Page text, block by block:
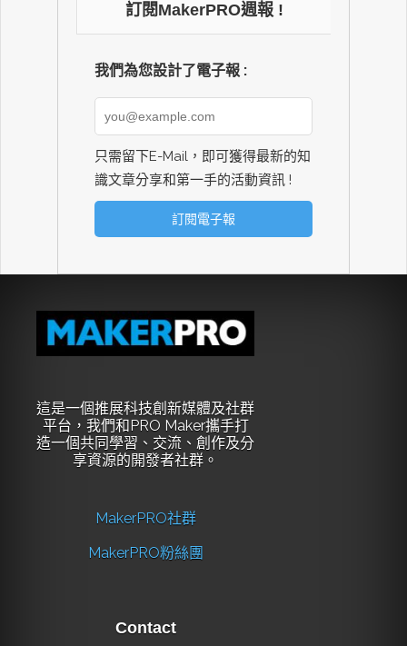
訂閱MakerPRO週報 !
我們為您設計了電子報 :
只需留下E-Mail，即可獲得最新的知
識文章分享和第一手的活動資訊 !
這是一個推展科技創新媒體及社群
平台，我們和PRO Maker攜手打
造一個共同學習、交流、創作及分
享資源的開發者社群。
MakerPRO社群
MakerPRO粉絲團
Contact